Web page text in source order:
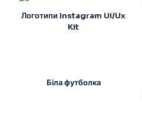
Логотипи Instagram Ui/Ux
Kit
Біла футболка